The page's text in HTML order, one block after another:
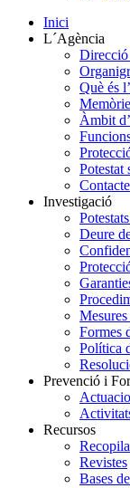
Inici
L´Agència
Direcció
Què és
Àmbit
Potestat
Contacte
Investigació
Deure
Formes
Política
Prevenció i
Recursos
Revistes
Bases